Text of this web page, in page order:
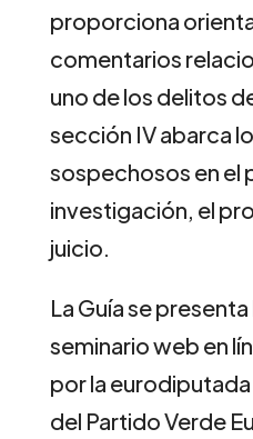
proporciona
comentarios
uno de los delitos
sección IV abarca
sospechosos en el
investigación, el
juicio.
La Guía se presenta
seminario web en
por la
del Partido Verde